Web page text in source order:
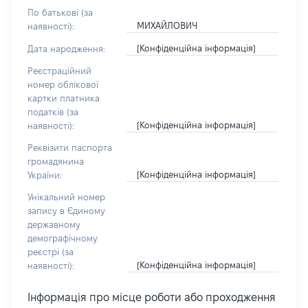
По батькові (за
наявності):
МИХАЙЛОВИЧ
Дата народження: [Конфіденційна інформація]
Реєстраційний
номер облікової
картки платника
податків (за
наявності):
[Конфіденційна інформація]
Реквізити паспорта
громадянина
України:
[Конфіденційна інформація]
Унікальний номер
запису в Єдиному
державному
демографічному
реєстрі (за
наявності):
[Конфіденційна інформація]
Інформація про місце роботи або проходження